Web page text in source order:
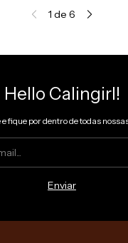
1 de 6
Hello Calingirl!
fique por dentro de todas